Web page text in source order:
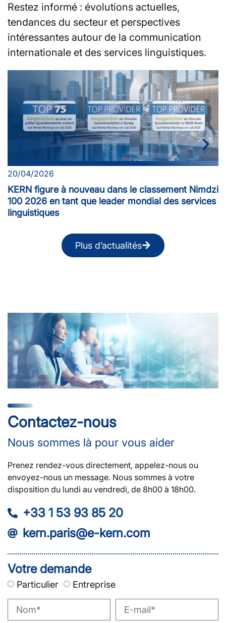
Restez informé : évolutions actuelles,
tendances du secteur et perspectives
intéressantes autour de la communication
internationale et des services linguistiques.
20/04/2026
KERN figure à nouveau dans le classement Nimdzi
100 2026 en tant que leader mondial des services
linguistiques
Plus d’actualités
Contactez-nous
Nous sommes là pour vous aider
Prenez rendez-vous directement, appelez-nous ou
envoyez-nous un message. Nous sommes à votre
disposition du lundi au vendredi, de 8h00 à 18h00.
+33 1 53 93 85 20
kern.paris@e-kern.com
Votre demande
Particulier Entreprise